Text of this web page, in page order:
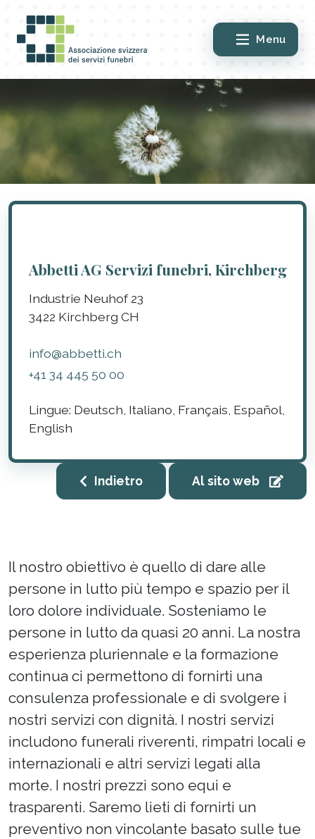
Menu
Abbetti AG Servizi funebri, Kirchberg
Industrie Neuhof 23
3422 Kirchberg CH
info@abbetti.ch
+41 34 445 50 00
Lingue: Deutsch, Italiano, Français, Español,
English
Indietro Al sito web
Il nostro obiettivo è quello di dare alle
persone in lutto più tempo e spazio per il
loro dolore individuale. Sosteniamo le
persone in lutto da quasi 20 anni. La nostra
esperienza pluriennale e la formazione
continua ci permettono di fornirti una
consulenza professionale e di svolgere i
nostri servizi con dignità. I nostri servizi
includono funerali riverenti, rimpatri locali e
internazionali e altri servizi legati alla
morte. I nostri prezzi sono equi e
trasparenti. Saremo lieti di fornirti un
preventivo non vincolante basato sulle tue